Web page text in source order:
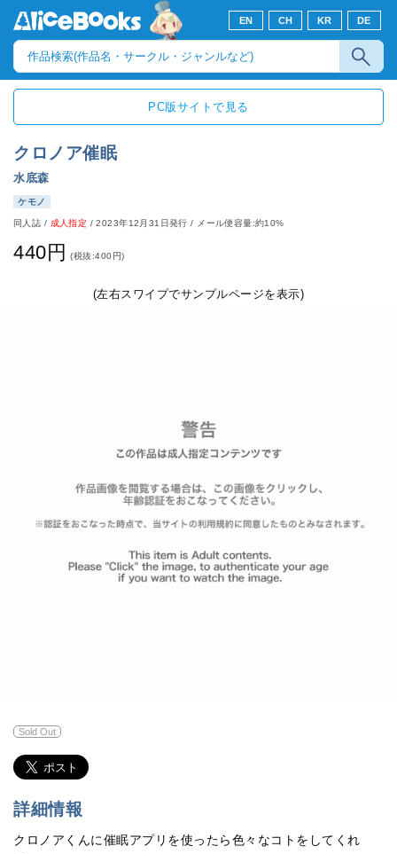
EN CH KR DE
PC版サイトで見る
クロノア催眠
水底森
ケモノ
同人誌 / 成人指定 /2023年12月31日発行 / メール便容量:約10%
440円 (税抜:400円)
(左右スワイプでサンプルページを表示)
Sold Out
詳細情報
クロノアくんに催眠アプリを使ったら色々なコトをしてくれ